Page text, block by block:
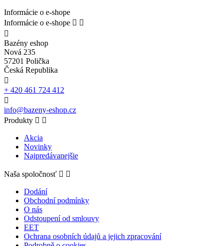
Informácie o e-shope
Informácie o e-shope  

Bazény eshop
Nová 235
57201 Polička
Česká Republika

+ 420 461 724 412

info@bazeny-eshop.cz
Produkty  
Akcia
Novinky
Najpredávanejšie
Naša spoločnosť  
Dodání
Obchodní podmínky
O nás
Odstoupení od smlouvy
EET
Ochrana osobních údajů a jejich zpracování